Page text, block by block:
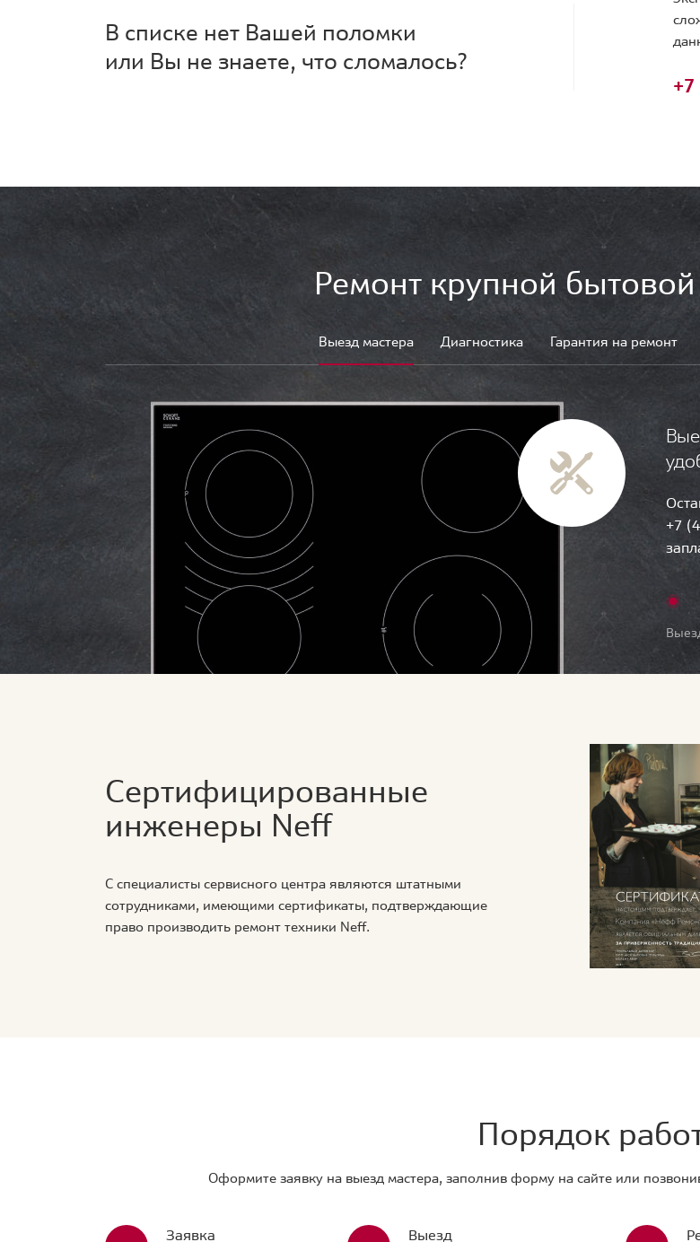
В списке нет Вашей поломки
или Вы не знаете, что сломалось?
Ремонт крупной
Выезд мастера Диагностика Гарантия на ремонт
+7
Сертифицированные
инженеры Neff
С специалисты сервисного центра являются штатными
сотрудниками, имеющими сертификаты, подтверждающие
право производить ремонт техники Neff.
Порядок
Оформите заявку на выезд мастера, заполнив форму на сайте или
Заявка Выезд